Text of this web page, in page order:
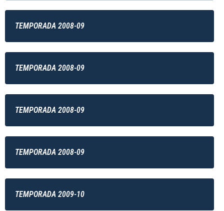
TEMPORADA 2008-09
TEMPORADA 2008-09
TEMPORADA 2008-09
TEMPORADA 2008-09
TEMPORADA 2009-10